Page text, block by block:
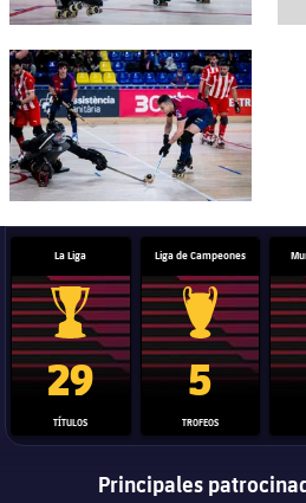
FC Barcelona club badge
La Liga
Trofeo de La Liga
29
TÍTULOS
Liga de Campeones
Trofeo de la
5
TROFEOS
Principales